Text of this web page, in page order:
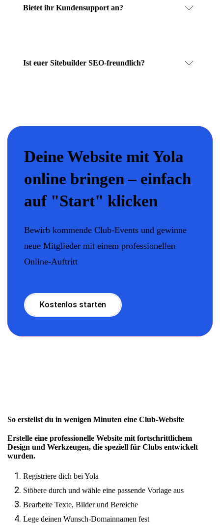
Bietet ihr Kundensupport an?
Ist euer Sitebuilder SEO-freundlich?
Deine Website mit Yola
online bringen – einfach
auf "Start" klicken
Bewirb kommende Club-Events und gewinne
neue Mitglieder mit einem professionellen
Online-Auftritt
Kostenlos starten
So erstellst du in wenigen Minuten eine Club-Website
Erstelle eine professionelle Website mit fortschrittlichem
Design und Werkzeugen, die speziell für Clubs entwickelt
wurden.
Registriere dich bei Yola
Stöbere durch und wähle eine passende Vorlage aus
Bearbeite Texte, Bilder und Bereiche
Lege deinen Wunsch-Domainnamen fest